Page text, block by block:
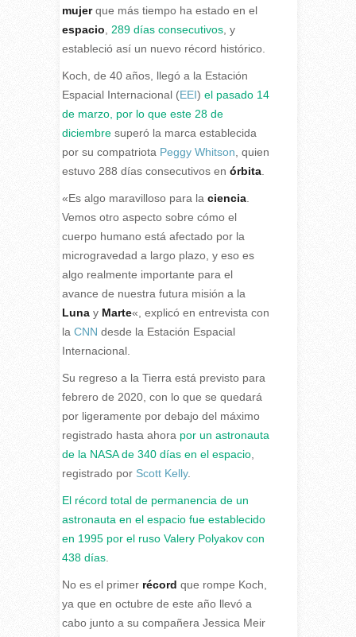
mujerque más tiempo ha estado en el
espacio, 289 días consecutivos, y
estableció así un nuevo récord histórico.
Koch, de 40 años, llegó a la Estación
Espacial Internacional (EEI) el pasado 14
de marzo, por lo que este 28 de
diciembresuperó la marca establecida
por su compatriota Peggy Whitson, quien
estuvo 288 días consecutivos en órbita.
«Es algo maravilloso para la ciencia.
Vemos otro aspecto sobre cómo el
cuerpo humano está afectado por la
microgravedad a largo plazo, y eso es
algo realmente importante para el
avance de nuestra futura misión a la
Lunay Marte«, explicó en entrevista con
la CNN desde la Estación Espacial
Internacional.
Su regreso a la Tierra está previsto para
febrero de 2020, con lo que se quedará
por ligeramente por debajo del máximo
registrado hasta ahora por un astronauta
de la NASA de 340 días en el espacio,
registrado por Scott Kelly.
El récord total de permanencia de un
astronauta en el espacio fue establecido
en 1995 por el ruso Valery Polyakov con
438 días.
No es el primer récord que rompe Koch,
ya que en octubre de este año llevó a
cabo junto a su compañera Jessica Meir